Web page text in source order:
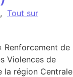
, Tout sur
Renforcement de
Violences de
la région Centrale